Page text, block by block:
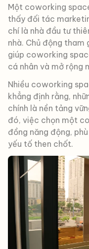
Một coworking
thấy đối tác
chí là nhà đầu tư
nhà. Chủ động
giúp coworking
cá nhân và mở rộng
Nhiều coworking
khẳng định rằng,
chính là nền tảng
đó, việc chọn một
đồng năng động,
yếu tố then chốt.